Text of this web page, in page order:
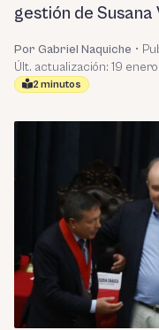
gestión de Susana
Por Gabriel Naquiche •
Últ. actualización: 19
2 minutos